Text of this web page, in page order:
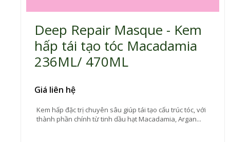
Deep Repair Masque - Kem
hấp tái tạo tóc Macadamia
236ML/ 470ML
Giá liên hệ
Kem hấp đặc trị chuyên sâu giúp tái tạo cấu trúc tóc, với
thành phần chính từ tinh dầu hạt Macadamia, Argan...